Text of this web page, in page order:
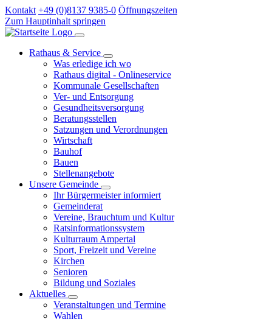
Kontakt +49 (0)8137 9385-0 Öffnungszeiten
Zum Hauptinhalt springen
Rathaus & Service
Was erledige ich wo
Rathaus digital - Onlineservice
Kommunale Gesellschaften
Ver- und Entsorgung
Gesundheitsversorgung
Beratungsstellen
Satzungen und Verordnungen
Wirtschaft
Bauhof
Bauen
Stellenangebote
Unsere Gemeinde
Ihr Bürgermeister informiert
Gemeinderat
Vereine, Brauchtum und Kultur
Ratsinformationssystem
Kulturraum Ampertal
Sport, Freizeit und Vereine
Kirchen
Senioren
Bildung und Soziales
Aktuelles
Veranstaltungen und Termine
Wahlen